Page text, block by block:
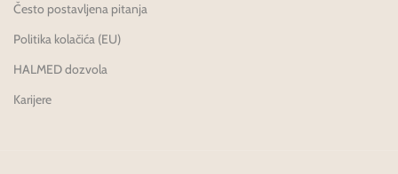
Često postavljena pitanja
Politika kolačića (EU)
HALMED dozvola
Karijere